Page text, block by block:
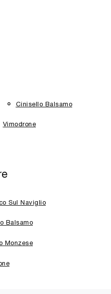
Cinisello Balsamo
Vimodrone
Sul Naviglio
Balsamo
Monzese